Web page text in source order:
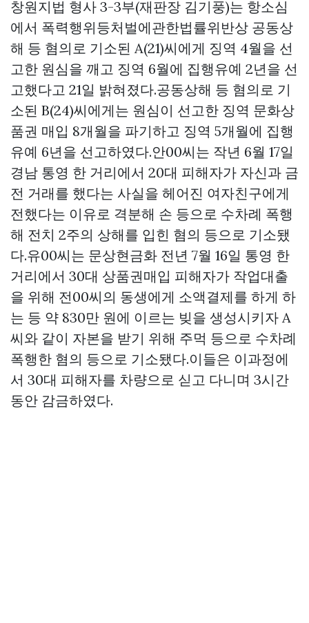
창원지법 형사 3-3부(재판장 김기풍)는 항소심
에서 폭력행위등처벌에관한법률위반상 공동상
해 등 혐의로 기소된 A(21)씨에게 징역 4월을 선
고한 원심을 깨고 징역 6월에 집행유예 2년을 선
고했다고 21일 밝혀졌다.공동상해 등 혐의로 기
소된 B(24)씨에게는 원심이 선고한 징역 문화상
품권 매입 8개월을 파기하고 징역 5개월에 집행
유예 6년을 선고하였다.안00씨는 작년 6월 17일
경남 통영 한 거리에서 20대 피해자가 자신과 금
전 거래를 했다는 사실을 헤어진 여자친구에게
전했다는 이유로 격분해 손 등으로 수차례 폭행
해 전치 2주의 상해를 입힌 혐의 등으로 기소됐
다.유00씨는 문상현금화 전년 7월 16일 통영 한
거리에서 30대 상품권매입 피해자가 작업대출
을 위해 전00씨의 동생에게 소액결제를 하게 하
는 등 약 830만 원에 이르는 빚을 생성시키자 A
씨와 같이 자본을 받기 위해 주먹 등으로 수차례
폭행한 혐의 등으로 기소됐다.이들은 이과정에
서 30대 피해자를 차량으로 싣고 다니며 3시간
동안 감금하였다.